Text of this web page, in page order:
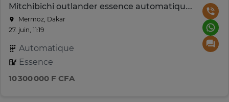
Mitchibichi outlander essence automatique 7 places
Mermoz, Dakar
27. juin, 11:19
Automatique
Essence
10 300 000 F CFA